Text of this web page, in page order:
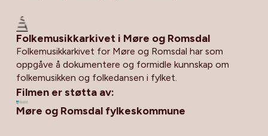
Folkemusikkarkivet i Møre og Romsdal
Folkemusikkarkivet for Møre og Romsdal har som
oppgåve å dokumentere og formidle kunnskap om
folkemusikken og folkedansen i fylket.
Filmen er støtta av:
Møre og Romsdal fylkeskommune